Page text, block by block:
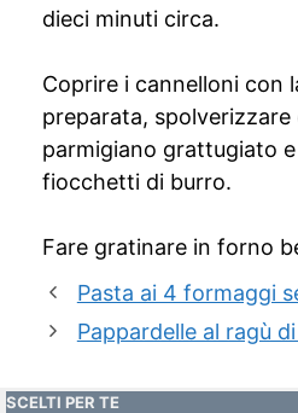
dieci minuti circa.
Coprire i cannelloni con
preparata,
parmigiano grattugiato
fiocchetti di burro.
Fare gratinare in forno
Pasta ai 4 formaggi
Pappardelle al ragù
SCELTI PER TE